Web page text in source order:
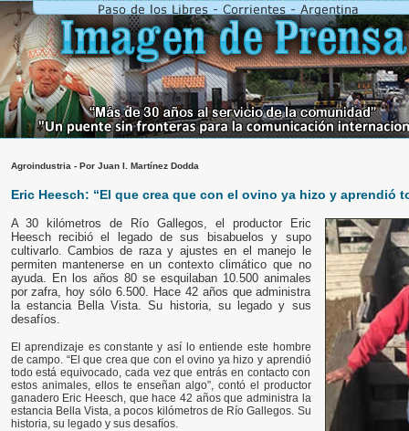
Agroindustria - Por Juan I. Martínez Dodda
Eric Heesch: “El que crea que con el ovino ya hizo y aprendió
A 30 kilómetros de Río Gallegos, el productor Eric
Heesch recibió el legado de sus bisabuelos y supo
cultivarlo. Cambios de raza y ajustes en el manejo le
permiten mantenerse en un contexto climático que no
ayuda. En los años 80 se esquilaban 10.500 animales
por zafra, hoy sólo 6.500. Hace 42 años que administra
la estancia Bella Vista. Su historia, su legado y sus
desafíos.
El aprendizaje es constante y así lo entiende este hombre
de campo. “El que crea que con el ovino ya hizo y aprendió
todo está equivocado, cada vez que entrás en contacto con
estos animales, ellos te enseñan algo”, contó el productor
ganadero Eric Heesch, que hace 42 años que administra la
estancia Bella Vista, a pocos kilómetros de Río Gallegos. Su
historia, su legado y sus desafíos.